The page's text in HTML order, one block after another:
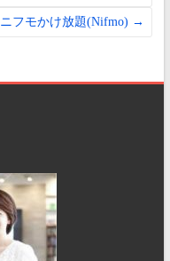
ニフモかけ放題(Nifmo) →